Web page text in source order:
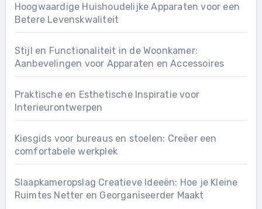
Hoogwaardige Huishoudelijke Apparaten voor een
Betere Levenskwaliteit
Stijl en Functionaliteit in de Woonkamer:
Aanbevelingen voor Apparaten en Accessoires
Praktische en Esthetische Inspiratie voor
Interieurontwerpen
Kiesgids voor bureaus en stoelen: Creëer een
comfortabele werkplek
Slaapkameropslag Creatieve Ideeën: Hoe je Kleine
Ruimtes Netter en Georganiseerder Maakt